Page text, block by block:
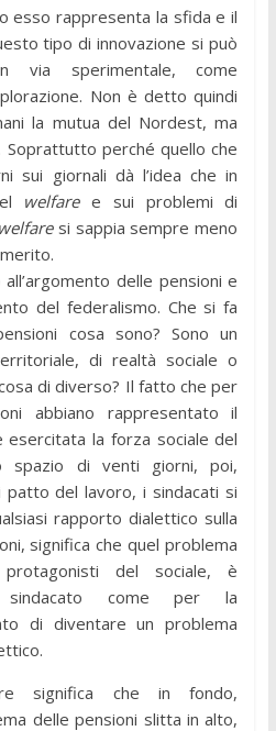
esso rappresenta la sfida e il
tipo di innovazione si può
via sperimentale, come
Non è detto quindi
la mutua del Nordest, ma
perché quello che
sui giornali dà l’idea che in
welfaree sui problemi di
welfaresi sappia sempre meno
delle pensioni e
del federalismo. Che si fa
cosa sono? Sono un
di realtà sociale o
di diverso? Il fatto che per
abbiano rappresentato il
esercitata la forza sociale del
spazio di venti giorni, poi,
del lavoro, i sindacati si
rapporto dialettico sulla
significa che quel problema
del sociale, è
come per la
di diventare un problema
significa che in fondo,
delle pensioni slitta in alto,